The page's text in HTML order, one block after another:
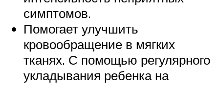
симптомов.
Помогает улучшить
кровообращение в мягких
тканях. С помощью регулярного
укладывания ребенка на